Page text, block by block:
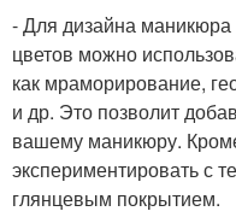
- Для дизайна маникюра
цветов можно
как мраморирование,
и др. Это позволит
вашему маникюру.
экспериментировать с
глянцевым покрытием.